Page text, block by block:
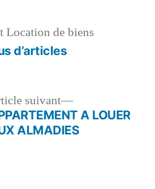
Location de biens
d’articles
suivant
Article
suivant :
A LOUER
ALMADIES